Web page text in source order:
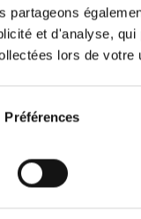
partageons
et d'analyse,
lors de votre
Préférences